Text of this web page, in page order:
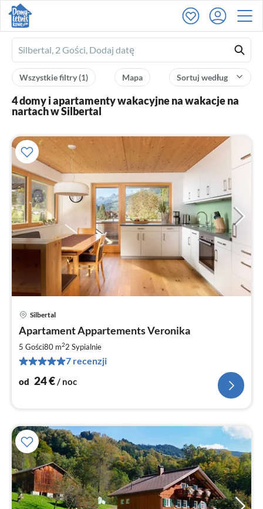
Ferienhausmiete
logo
Sortuj według
Mapa
Wszystkie filtry(1)
4 domy i apartamenty wakacyjne na wakacje na
nartach w Silbertal
Silbertal
Apartament Appartements Veronika
5 Gości80 m22 Sypialnie
7 recenzji
od 24€/ noc